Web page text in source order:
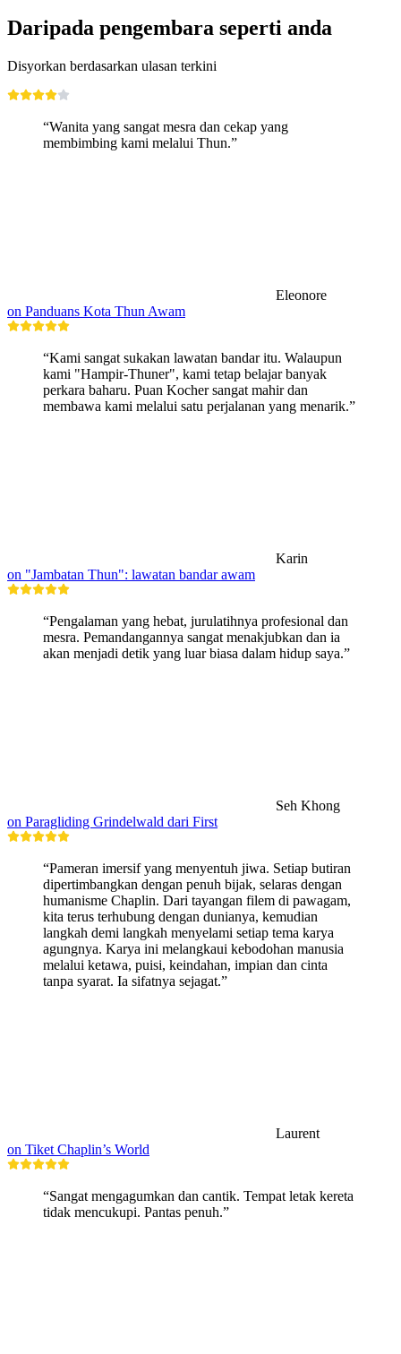
Daripada pengembara seperti anda
Disyorkan berdasarkan ulasan terkini
“Wanita yang sangat mesra dan cekap yang
membimbing kami melalui Thun.”
Eleonore
on Panduans Kota Thun Awam
“Kami sangat sukakan lawatan bandar itu. Walaupun
kami "Hampir-Thuner", kami tetap belajar banyak
perkara baharu. Puan Kocher sangat mahir dan
membawa kami melalui satu perjalanan yang menarik.”
Karin
on "Jambatan Thun": lawatan bandar awam
“Pengalaman yang hebat, jurulatihnya profesional dan
mesra. Pemandangannya sangat menakjubkan dan ia
akan menjadi detik yang luar biasa dalam hidup saya.”
Seh Khong
on Paragliding Grindelwald dari First
“Pameran imersif yang menyentuh jiwa. Setiap butiran
dipertimbangkan dengan penuh bijak, selaras dengan
humanisme Chaplin. Dari tayangan filem di pawagam,
kita terus terhubung dengan dunianya, kemudian
langkah demi langkah menyelami setiap tema karya
agungnya. Karya ini melangkaui kebodohan manusia
melalui ketawa, puisi, keindahan, impian dan cinta
tanpa syarat. Ia sifatnya sejagat.”
Laurent
on Tiket Chaplin’s World
“Sangat mengagumkan dan cantik. Tempat letak kereta
tidak mencukupi. Pantas penuh.”